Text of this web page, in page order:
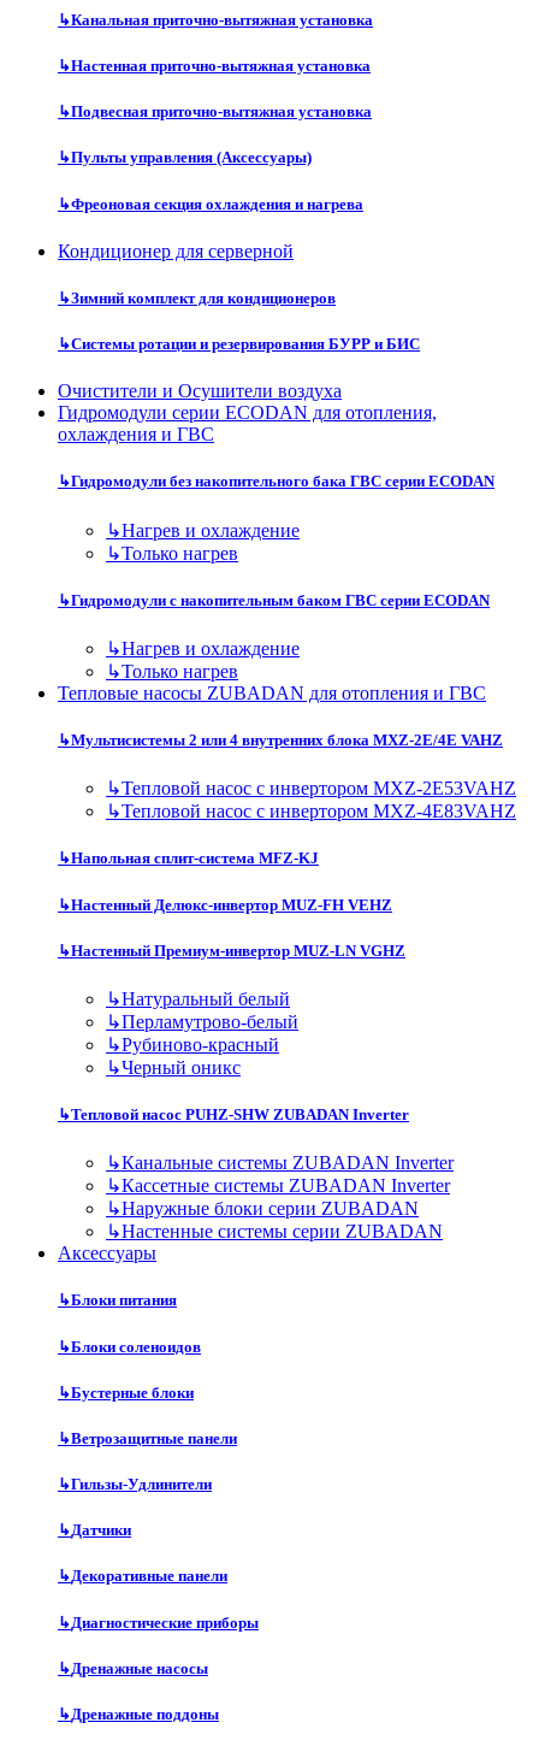
↳Канальная приточно-вытяжная установка
↳Настенная приточно-вытяжная установка
↳Подвесная приточно-вытяжная установка
↳Пульты управления (Аксессуары)
↳Фреоновая секция охлаждения и нагрева
Кондиционер для серверной
↳Зимний комплект для кондиционеров
↳Системы ротации и резервирования БУРР и БИС
Очистители и Осушители воздуха
Гидромодули серии ECODAN для отопления,
охлаждения и ГВС
↳Гидромодули без накопительного бака ГВС серии ECODAN
↳Нагрев и охлаждение
↳Только нагрев
↳Гидромодули с накопительным баком ГВС серии ECODAN
↳Нагрев и охлаждение
↳Только нагрев
Тепловые насосы ZUBADAN для отопления и ГВС
↳Мультисистемы 2 или 4 внутренних блока MXZ-2E/4E VAHZ
↳Тепловой насос с инвертором MXZ-2E53VAHZ
↳Тепловой насос с инвертором MXZ-4E83VAHZ
↳Напольная сплит-система MFZ-KJ
↳Настенный Делюкс-инвертор MUZ-FH VEHZ
↳Настенный Премиум-инвертор MUZ-LN VGHZ
↳Натуральный белый
↳Перламутрово-белый
↳Рубиново-красный
↳Черный оникс
↳Тепловой насос PUHZ-SHW ZUBADAN Inverter
↳Канальные системы ZUBADAN Inverter
↳Кассетные системы ZUBADAN Inverter
↳Наружные блоки серии ZUBADAN
↳Настенные системы серии ZUBADAN
Аксесcуары
↳Блоки питания
↳Блоки соленоидов
↳Бустерные блоки
↳Ветрозащитные панели
↳Гильзы-Удлинители
↳Датчики
↳Декоративные панели
↳Диагностические приборы
↳Дренажные насосы
↳Дренажные поддоны